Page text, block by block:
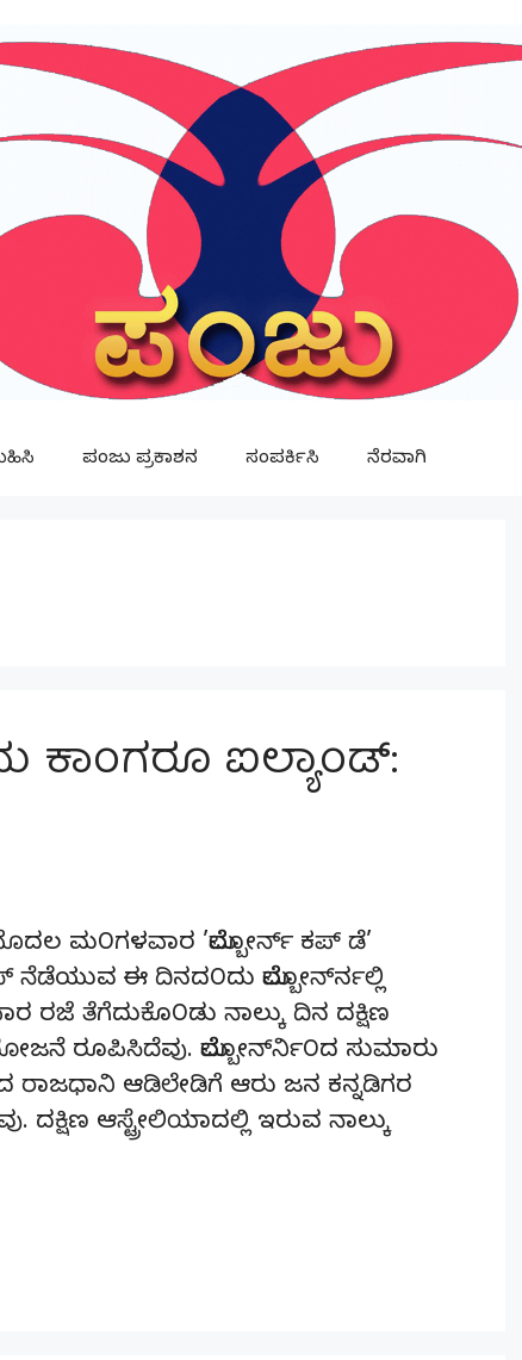
ಪಂಜು ಪ್ರಕಾಶನ ಸಂಪರ್ಕಿಸಿ ನೆರವಾಗಿ
ಕಾ೦ಗರೂ ಐಲ್ಯಾ೦ಡ್:
ಮ೦ಗಳವಾರ ’ಮೆಲ್ಬೋರ್ನ್ ಕಪ್ ಡೆ’
ನೆಡೆಯುವ ಈ ದಿನದ೦ದು ಮೆಲ್ಬೋರ್ನ್‍ನಲ್ಲಿ
ರಜೆ ತೆಗೆದುಕೊ೦ಡು ನಾಲ್ಕು ದಿನ ದಕ್ಷಿಣ
ರೂಪಿಸಿದೆವು. ಮೆಲ್ಬೋರ್ನ್‍ನಿ೦ದ ಸುಮಾರು
ರಾಜಧಾನಿ ಆಡಿಲೇಡಿಗೆ ಆರು ಜನ ಕನ್ನಡಿಗರ
ಆಸ್ಟ್ರೇಲಿಯಾದಲ್ಲಿ ಇರುವ ನಾಲ್ಕು